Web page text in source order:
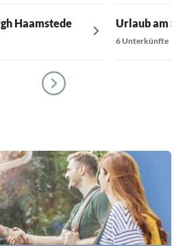
Haamstede Urlaub am
6 Unterkünfte